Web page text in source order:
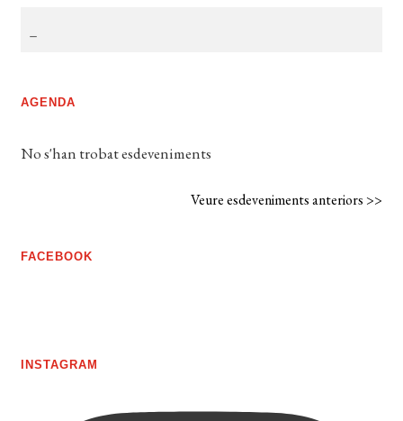
AGENDA
No s'han trobat esdeveniments
Veure esdeveniments anteriors >>
FACEBOOK
INSTAGRAM